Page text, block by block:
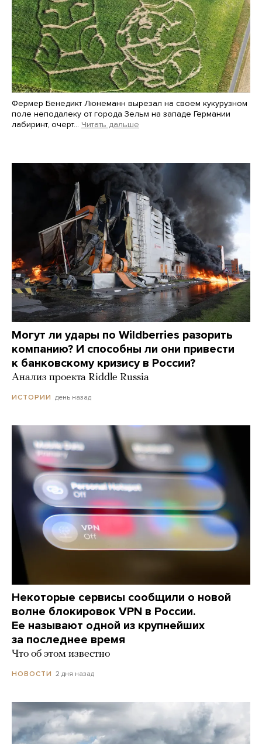
Фермер Бенедикт Люнеманн вырезал на своем кукурузном
поле неподалеку от города Зельм на западе Германии
лабиринт, очерт… Читать дальше
Могут ли удары по Wildberries разорить
компанию? И способны ли они привести
к банковскому кризису в России?
Анализ проекта Riddle Russia
ИСТОРИИ день назад
Некоторые сервисы сообщили о новой
волне блокировок VPN в России.
Ее называют одной из крупнейших
за последнее время
Что об этом известно
НОВОСТИ 2 дня назад